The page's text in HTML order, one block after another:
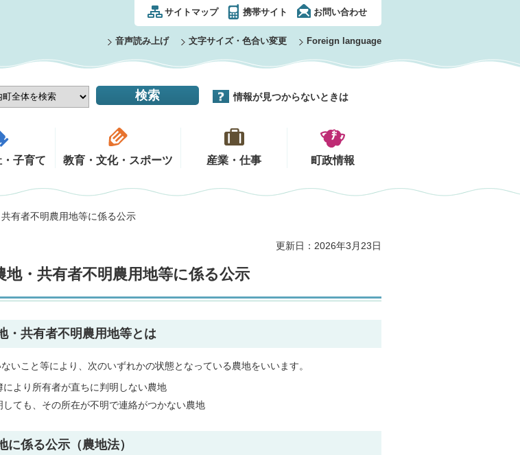
サイトマップ 携帯サイト お問い合わせ
音声読み上げ 文字サイズ・色合い変更 Foreign language
情報が見つからないときは
子育て 教育・文化・スポーツ 産業・仕事 町政情報
有者不明農用地等に係る公示
更新日：2026年3月23日
地・共有者不明農用地等に係る公示
・共有者不明農用地等とは
いこと等により、次のいずれかの状態となっている農地をいいます。
により所有者が直ちに判明しない農地
しても、その所在が不明で連絡がつかない農地
に係る公示（農地法）